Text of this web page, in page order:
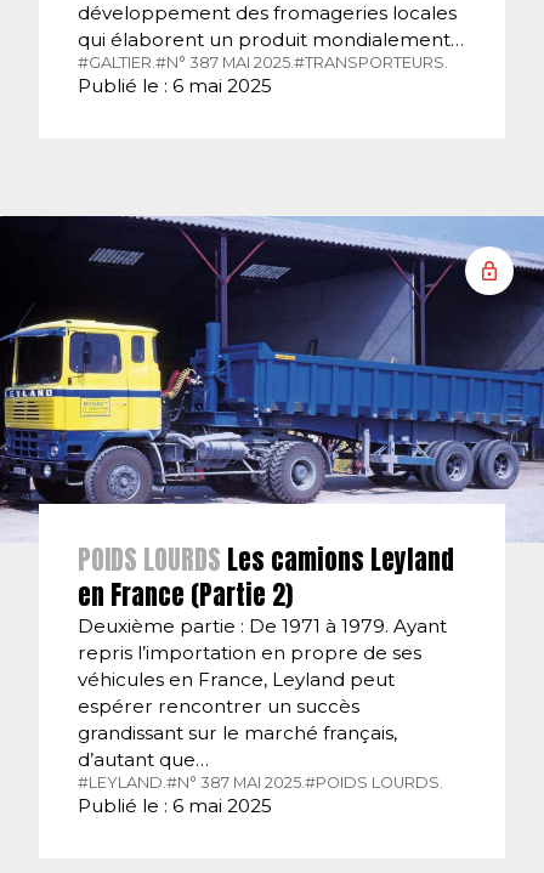
développement des fromageries locales
qui élaborent un produit mondialement…
#GALTIER.#N° 387 MAI 2025.#TRANSPORTEURS.
Publié le : 6 mai 2025
POIDS LOURDS Les camions Leyland
en France (Partie 2)
Deuxième partie : De 1971 à 1979. Ayant
repris l’importation en propre de ses
véhicules en France, Leyland peut
espérer rencontrer un succès
grandissant sur le marché français,
d’autant que…
#LEYLAND. #N° 387 MAI 2025. #POIDS LOURDS.
Publié le : 6 mai 2025